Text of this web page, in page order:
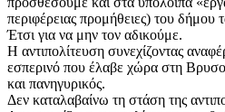
περιφέρειας προμήθειες) του δήμου
Έτσι για να μην τον αδικούμε.
Η αντιπολίτευση συνεχίζοντας
εσπερινό που έλαβε χώρα στη
και πανηγυρικός.
Δεν καταλαβαίνω τη στάση της